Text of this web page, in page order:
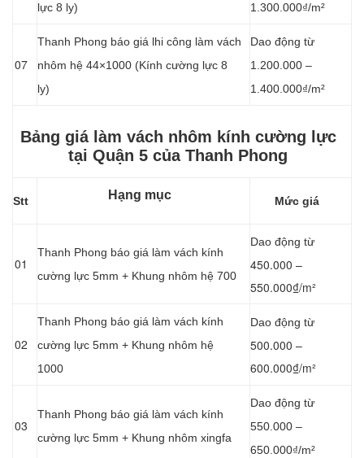
lực 8 ly)
1.300.000₫/m²
07
Thanh Phong báo giá lhi công làm vách
nhôm hệ 44×1000 (Kính cường lực 8
ly)
Dao động từ
1.200.000 –
1.400.000₫/m²
Bảng giá làm vách nhôm kính cường lực
tại Quận 5 của Thanh Phong
Stt Hạng mục Mức giá
01
Thanh Phong báo giá làm vách kính
cường lực 5mm + Khung nhôm hệ 700
Dao động từ
450.000 –
550.000₫/m²
02
Thanh Phong báo giá làm vách kính
cường lực 5mm + Khung nhôm hệ
1000
Dao động từ
500.000 –
600.000₫/m²
03
Thanh Phong báo giá làm vách kính
cường lực 5mm + Khung nhôm xingfa
Dao động từ
550.000 –
650.000₫/m²